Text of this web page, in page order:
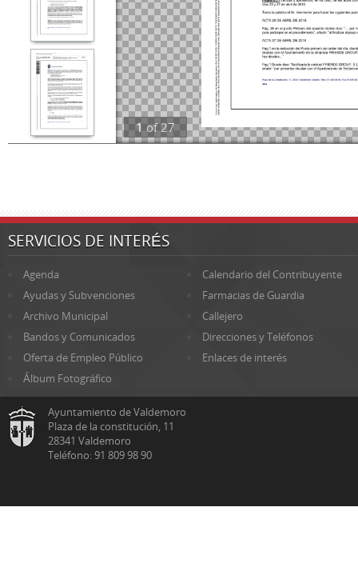
1 of 27
SERVICIOS DE INTERÉS
Agenda
Calendario del Contribuyente
Ayudas y Subvenciones
Farmacias de Guardia
Archivo Municipal
Callejero
Bandos y Comunicados
Direcciones y Teléfonos
Oferta de Empleo Público
Enlaces de interés
Álbum Fotográfico
Ayuntamiento de Valdemoro
Plaza de la constitución, 11
28341 Valdemoro
Teléfono: 91 809 98 90